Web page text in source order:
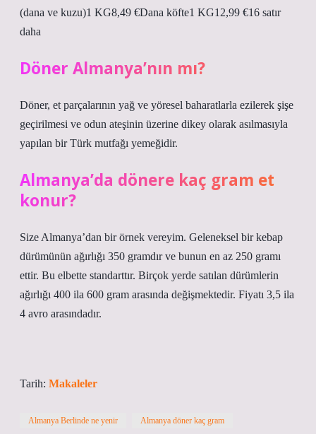
(dana ve kuzu)1 KG8,49 €Dana köfte1 KG12,99 €16 satır
daha
Döner Almanya’nın mı?
Döner, et parçalarının yağ ve yöresel baharatlarla ezilerek şişe
geçirilmesi ve odun ateşinin üzerine dikey olarak asılmasıyla
yapılan bir Türk mutfağı yemeğidir.
Almanya’da dönere kaç gram et
konur?
Size Almanya’dan bir örnek vereyim. Geleneksel bir kebap
dürümünün ağırlığı 350 gramdır ve bunun en az 250 gramı
ettir. Bu elbette standarttır. Birçok yerde satılan dürümlerin
ağırlığı 400 ila 600 gram arasında değişmektedir. Fiyatı 3,5 ila
4 avro arasındadır.
Tarih: Makaleler
Almanya Berlinde ne yenir Almanya döner kaç gram